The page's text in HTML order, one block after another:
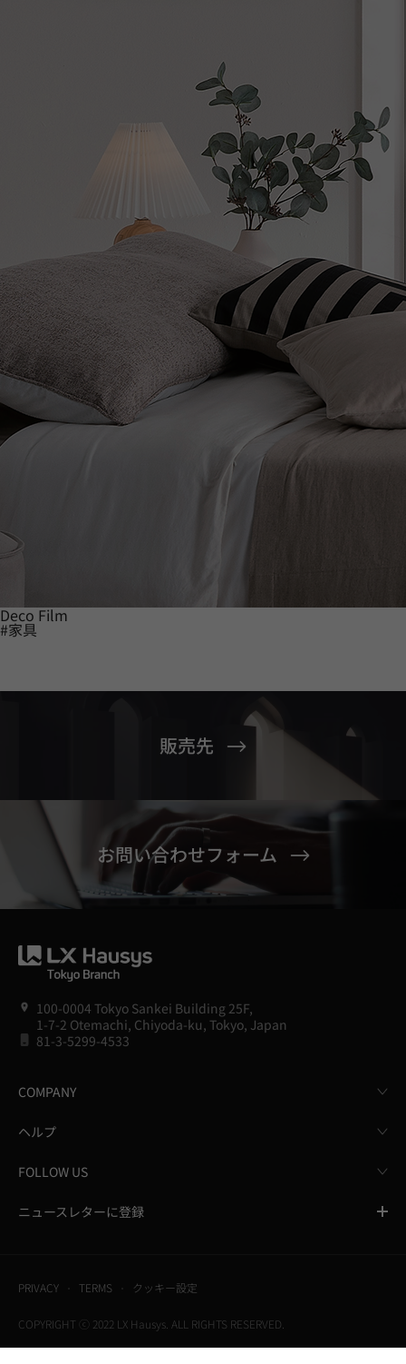
Deco Film
#家具
販売先
お問い合わせフォーム
100-0004 Tokyo Sankei Building 25F,
1-7-2 Otemachi, Chiyoda-ku, Tokyo, Japan
81-3-5299-4533
COMPANY
ヘルプ
FOLLOW US
ニュースレターに登録
PRIVACY TERMS クッキー設定
COPYRIGHT ⓒ 2022 LX Hausys. ALL RIGHTS RESERVED.